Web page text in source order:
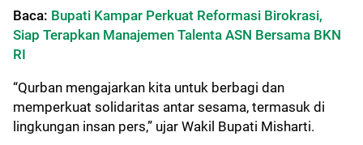
Baca: Bupati Kampar Perkuat Reformasi Birokrasi,
Siap Terapkan Manajemen Talenta ASN Bersama BKN
RI
“Qurban mengajarkan kita untuk berbagi dan
memperkuat solidaritas antar sesama, termasuk di
lingkungan insan pers,” ujar Wakil Bupati Misharti.